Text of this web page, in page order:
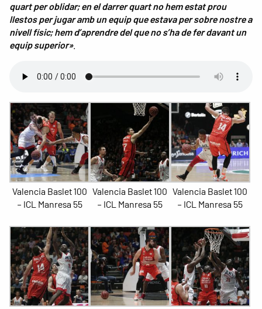
quart per oblidar; en el darrer quart no hem estat prou
llestos per jugar amb un equip que estava per sobre nostre a
nivell físic; hem d’aprendre del que no s’ha de fer davant un
equip superior».
Valencia Baslet 100
– ICL Manresa 55
Valencia Baslet 100
– ICL Manresa 55
Valencia Baslet 100
– ICL Manresa 55